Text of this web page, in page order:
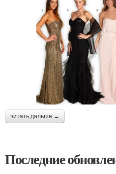
читать дальше →
Последние